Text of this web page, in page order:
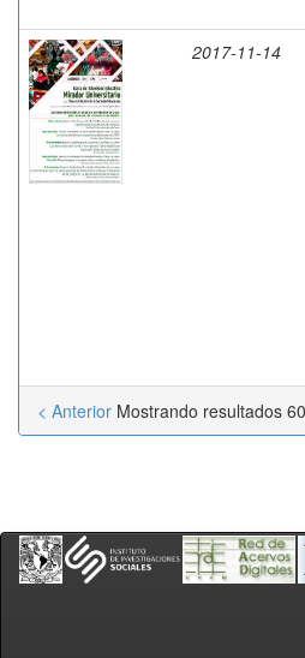
2017-11-14
Mostrando resultados
< Anterior